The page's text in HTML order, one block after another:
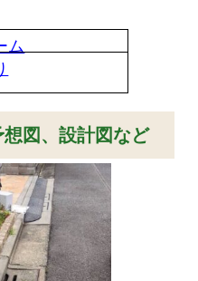
ム
図、設計図など